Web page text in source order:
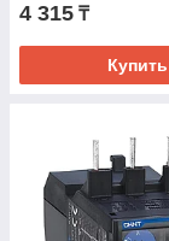
4 315 ₸
Купить